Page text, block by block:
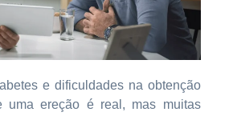
e dificuldades na obtenção
uma ereção é real, mas muitas